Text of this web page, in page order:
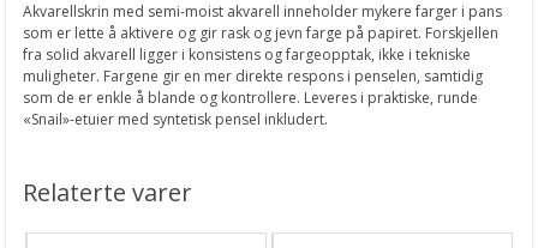
Akvarellskrin med semi-moist akvarell inneholder mykere farger i pans
som er lette å aktivere og gir rask og jevn farge på papiret. Forskjellen
fra solid akvarell ligger i konsistens og fargeopptak, ikke i tekniske
muligheter. Fargene gir en mer direkte respons i penselen, samtidig
som de er enkle å blande og kontrollere. Leveres i praktiske, runde
«Snail»-etuier med syntetisk pensel inkludert.
Relaterte varer